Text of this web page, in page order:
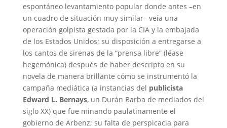
espontáneo levantamiento popular donde antes –en
un cuadro de situación muy similar– veía una
operación golpista gestada por la CIA y la embajada
de los Estados Unidos; su disposición a entregarse a
los cantos de sirenas de la “prensa libre” (léase
hegemónica) después de haber descripto en su
novela de manera brillante cómo se instrumentó la
campaña mediática (a instancias del publicista
Edward L. Bernays, un Durán Barba de mediados del
siglo XX) que fue minando paulatinamente el
gobierno de Arbenz; su falta de perspicacia para